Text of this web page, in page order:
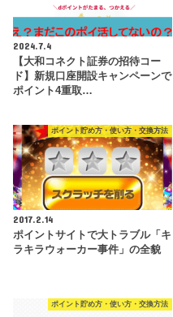
2024.7.4
【大和コネクト証券の招待コー
ド】新規口座開設キャンペーンで
ポイント4重取…
ポイント貯め方・使い方・交換方法
2017.2.14
ポイントサイトで大トラブル「キ
ラキラウォーカー事件」の全貌
ポイント貯め方・使い方・交換方法